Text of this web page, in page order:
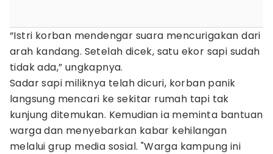
“Istri korban mendengar suara mencurigakan dari
arah kandang. Setelah dicek, satu ekor sapi sudah
tidak ada,” ungkapnya.
Sadar sapi miliknya telah dicuri, korban panik
langsung mencari ke sekitar rumah tapi tak
kunjung ditemukan. Kemudian ia meminta bantuan
warga dan menyebarkan kabar kehilangan
melalui grup media sosial. "Warga kampung ini